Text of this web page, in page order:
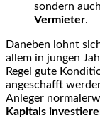
sondern
Vermieter.
Daneben lohnt
allem in jungen
Regel gute
angeschafft
Anleger
Kapitals